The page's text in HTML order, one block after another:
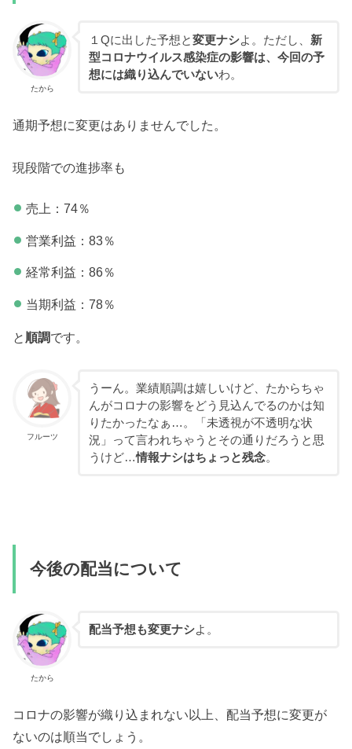
たから
１Qに出した予想と変更ナシよ。ただし、 新
型コロナウイルス感染症の影響は、今回の予
想には織り込んでいないわ。
通期予想に変更はありませんでした。
現段階での進捗率も
売上：74％
営業利益：83％
経常利益：86％
当期利益：78％
と 順調です。
フルーツ
うーん。業績順調は嬉しいけど、たからちゃ
んがコロナの影響をどう見込んでるのかは知
りたかったなぁ…。「未透視が不透明な状
況」って言われちゃうとその通りだろうと思
うけど…情報ナシはちょっと残念。
今後の配当について
たから
配当予想も変更ナシよ。
コロナの影響が織り込まれない以上、配当予想に変更が
ないのは順当でしょう。